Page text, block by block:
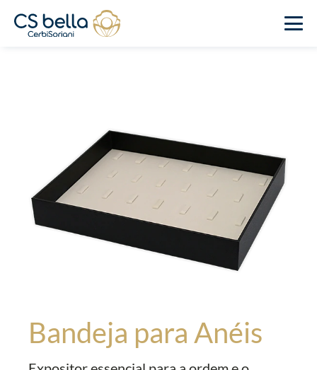
Bandeja para Anéis